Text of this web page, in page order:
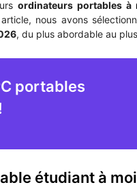
ordinateurs portables à
nous avons
, du plus abordable au
portables
étudiant à